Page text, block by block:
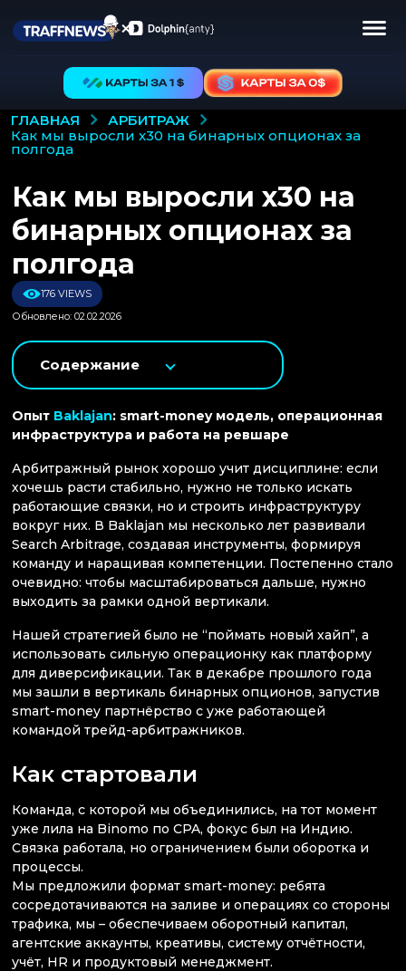
ГЛАВНАЯ
АРБИТРАЖ
как мы выросли x30 на бинарных опционах за
полгода
Как мы выросли x30 на
бинарных опционах за
полгода
176 VIEWS
Обновлено: 02.02.2026
Содержание
Опыт Baklajan: smart-money модель, операционная
инфраструктура и работа на ревшаре
Арбитражный рынок хорошо учит дисциплине: если
хочешь расти стабильно, нужно не только искать
работающие связки, но и строить инфраструктуру
вокруг них. В Baklajan мы несколько лет развивали
Search Arbitrage, создавая инструменты, формируя
команду и наращивая компетенции. Постепенно стало
очевидно: чтобы масштабироваться дальше, нужно
выходить за рамки одной вертикали.
Нашей стратегией было не “поймать новый хайп”, а
использовать сильную операционку как платформу
для диверсификации. Так в декабре прошлого года
мы зашли в вертикаль бинарных опционов, запустив
smart-money партнёрство с уже работающей
командой трейд-арбитражников.
Как стартовали
Команда, с которой мы объединились, на тот момент
уже лила на Binomo по CPA, фокус был на Индию.
Связка работала, но ограничением были оборотка и
процессы.
Мы предложили формат smart-money: ребята
сосредотачиваются на заливе и операциях со стороны
трафика, мы – обеспечиваем оборотный капитал,
агентские аккаунты, креативы, систему отчётности,
учёт, HR и продуктовый менеджмент.